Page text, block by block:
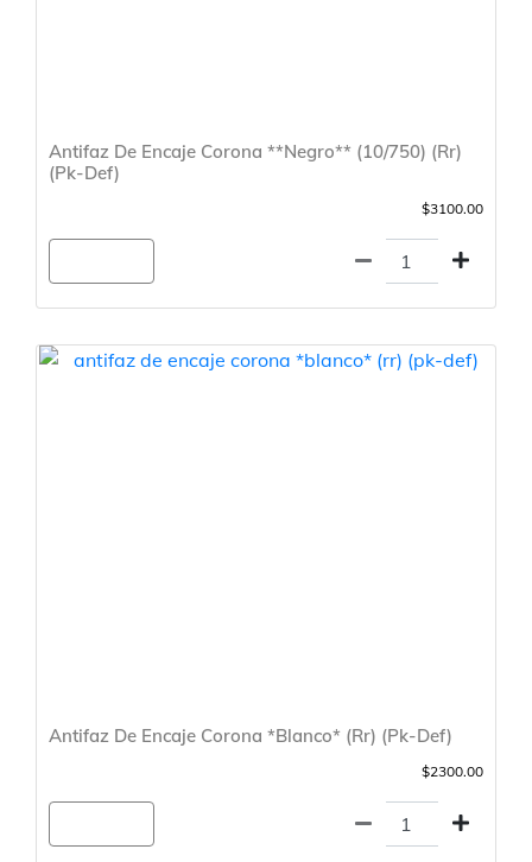
Antifaz De Encaje Corona **Negro** (10/750) (Rr)
(Pk-Def)
$3100.00
Antifaz De Encaje Corona *Blanco* (Rr) (Pk-Def)
$2300.00